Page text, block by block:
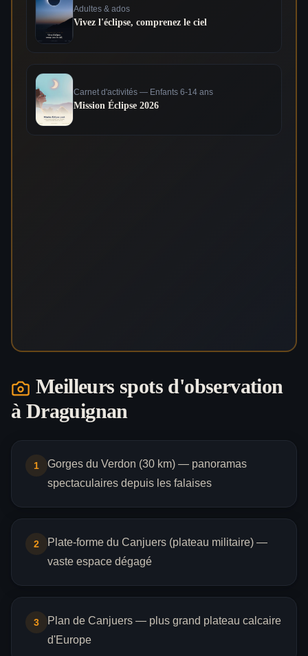
Adultes & ados
Vivez l'éclipse, comprenez le ciel
Carnet d'activités — Enfants 6-14 ans
Mission Éclipse 2026
Meilleurs spots d'observation
à Draguignan
1
Gorges du Verdon (30 km) — panoramas
spectaculaires depuis les falaises
2
Plate-forme du Canjuers (plateau militaire) —
vaste espace dégagé
3
Plan de Canjuers — plus grand plateau calcaire
d'Europe